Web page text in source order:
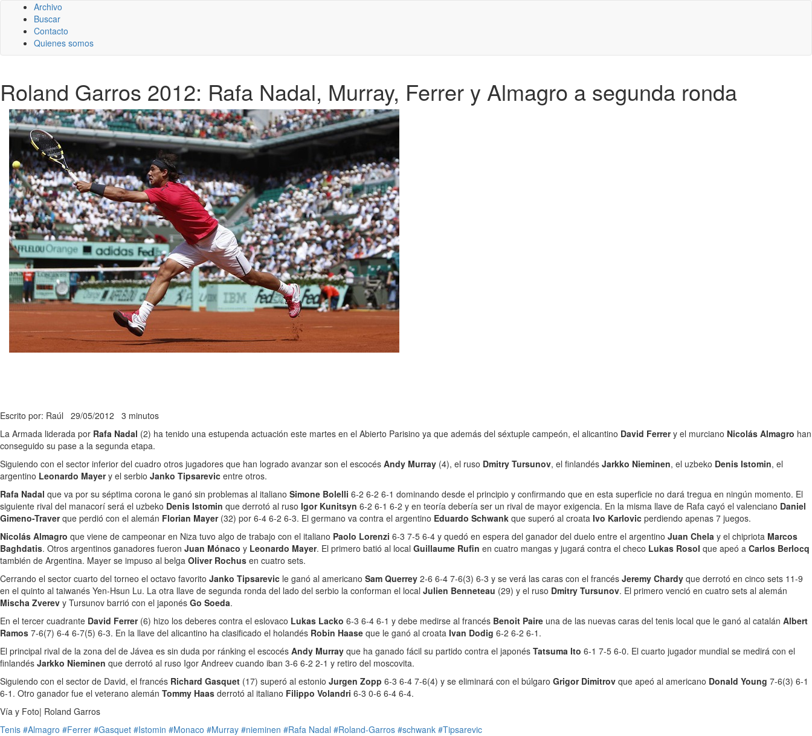
Archivo
Buscar
Contacto
Quienes somos
Roland Garros 2012: Rafa Nadal, Murray, Ferrer y Almagro a segunda ronda
Escrito por: Raúl 29/05/2012 3 minutos
La Armada liderada por Rafa Nadal (2) ha tenido una estupenda actuación este martes en el Abierto Parisino ya que además del séxtuple campeón, el alicantino David Ferrery el murciano Nicolás Almagro han
conseguido su pase a la segunda etapa.
Siguiendo con el sector inferior del cuadro otros jugadores que han logrado avanzar son el escocés Andy Murray (4), el ruso Dmitry Tursunov, el finlandés Jarkko Nieminen, el uzbeko Denis Istomin, el
argentino Leonardo Mayery el serbio Janko Tipsarevic entre otros.
Rafa Nadal que va por su séptima corona le ganó sin problemas al italiano Simone Bolelli 6-2 6-2 6-1 dominando desde el principio y confirmando que en esta superficie no dará tregua en ningún momento. El
siguiente rival del manacorí será el uzbeko Denis Istomin que derrotó al ruso Igor Kunitsyn 6-2 6-1 6-2 y en teoría debería ser un rival de mayor exigencia. En la misma llave de Rafa cayó el valenciano Daniel
Gimeno-Traverque perdió con el alemán Florian Mayer(32) por 6-4 6-2 6-3. El germano va contra el argentino Eduardo Schwank que superó al croata Ivo Karlovic perdiendo apenas 7 juegos.
Nicolás Almagro que viene de campeonar en Niza tuvo algo de trabajo con el italiano Paolo Lorenzi 6-3 7-5 6-4 y quedó en espera del ganador del duelo entre el argentino Juan Chela y el chipriota Marcos
Baghdatis. Otros argentinos ganadores fueron Juan Mónaco y Leonardo Mayer. El primero batió al local Guillaume Rufin en cuatro mangas y jugará contra el checo Lukas Rosol que apeó a Carlos Berlocq
también de Argentina. Mayer se impuso al belga Oliver Rochus en cuatro sets.
Cerrando el sector cuarto del torneo el octavo favorito Janko Tipsarevic le ganó al americano Sam Querrey 2-6 6-4 7-6(3) 6-3 y se verá las caras con el francés Jeremy Chardy que derrotó en cinco sets 11-9
en el quinto al taiwanés Yen-Hsun Lu. La otra llave de segunda ronda del lado del serbio la conforman el local Julien Benneteau (29) y el ruso Dmitry Tursunov. El primero venció en cuatro sets al alemán
Mischa Zverev y Tursunov barrió con el japonés Go Soeda.
En el tercer cuadrante David Ferrer(6) hizo los deberes contra el eslovaco Lukas Lacko 6-3 6-4 6-1 y debe medirse al francés Benoit Paire una de las nuevas caras del tenis local que le ganó al catalán Albert
Ramos 7-6(7) 6-4 6-7(5) 6-3. En la llave del alicantino ha clasificado el holandés Robin Haase que le ganó al croata Ivan Dodig 6-2 6-2 6-1.
El principal rival de la zona del de Jávea es sin duda por ránking el escocés Andy Murray que ha ganado fácil su partido contra el japonés Tatsuma Ito 6-1 7-5 6-0. El cuarto jugador mundial se medirá con el
finlandés Jarkko Nieminen que derrotó al ruso Igor Andreev cuando iban 3-6 6-2 2-1 y retiro del moscovita.
Siguiendo con el sector de David, el francés Richard Gasquet (17) superó al estonio Jurgen Zopp 6-3 6-4 7-6(4) y se eliminará con el búlgaro Grigor Dimitrov que apeó al americano Donald Young 7-6(3) 6-1
6-1. Otro ganador fue el veterano alemán Tommy Haas derrotó al italiano Filippo Volandri 6-3 0-6 6-4 6-4.
Vía y Foto| Roland Garros
Tenis #Almagro #Ferrer #Gasquet #Istomin #Monaco #Murray #nieminen #Rafa Nadal #Roland-Garros #schwank #Tipsarevic